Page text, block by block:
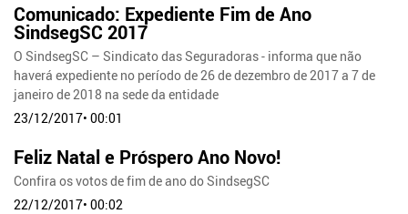
Comunicado: Expediente Fim de Ano
SindsegSC 2017
O SindsegSC – Sindicato das Seguradoras - informa que não
haverá expediente no período de 26 de dezembro de 2017 a 7 de
janeiro de 2018 na sede da entidade
23/12/2017• 00:01
Feliz Natal e Próspero Ano Novo!
Confira os votos de fim de ano do SindsegSC
22/12/2017• 00:02